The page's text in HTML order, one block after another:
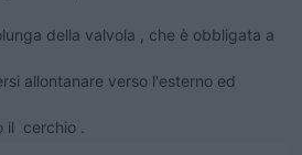
della valvola , che è obbligata a
allontanare verso l'esterno ed
il cerchio .